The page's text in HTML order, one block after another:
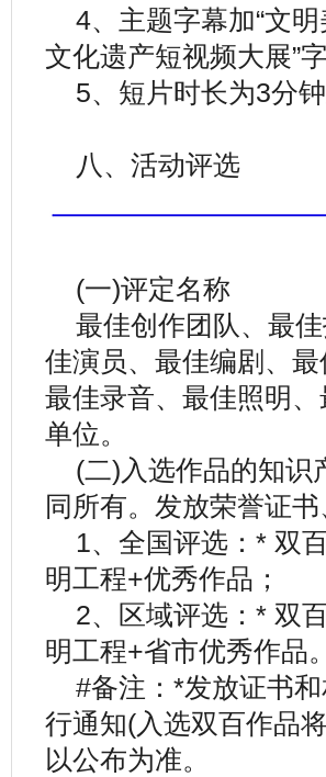
4、主题字幕加“文
文化遗产短视频大展”字
5、短片时长为3分钟
八、活动评选
(一)评定名称
最佳创作团队、最
佳演员、最佳编剧、
最佳录音、最佳照明
单位。
(二)入选作品的知识
同所有。发放荣誉证
1、全国评选：* 双
明工程+优秀作品；
2、区域评选：* 双
明工程+省市优秀作品。
#备注：*发放证书
行通知(入选双百作品
以公布为准。